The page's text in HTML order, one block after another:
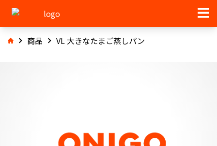
商品 VL 大きなたまご蒸しパン